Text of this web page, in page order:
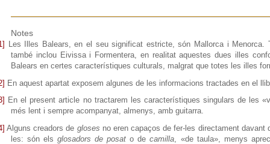
Notes
Les Illes Balears, en el seu significat estricte, són Mallorca i
també inclou Eivissa i Formentera, en realitat aquestes dues illes
Balears en certes característiques culturals, malgrat que totes les illes
En aquest apartat exposem algunes de les informacions tractades en el
En el present article no tractarem les característiques singulars de les
més lent i sempre acompanyat, almenys, amb guitarra.
Alguns creadors de gloses no eren capaços de fer-les directament
les: són elsglosadors de posat o decamilla , «de taula», menys